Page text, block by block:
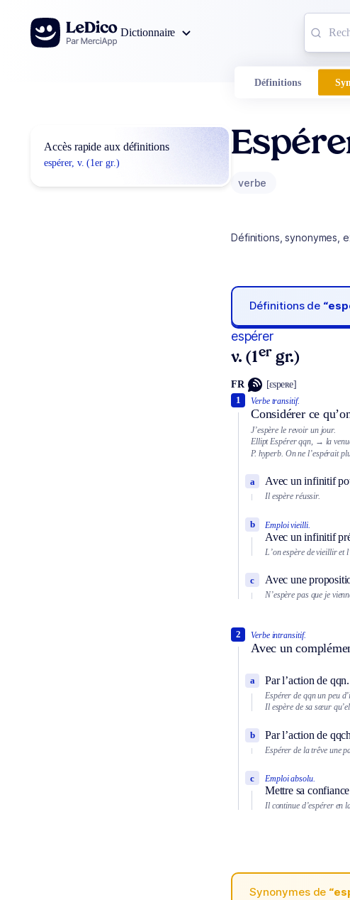
Aller au contenu
Dictionnaire
Définitions
Accès rapide aux définitions
espérer, v. (1er gr.)
verbe
Définitions, synonymes,
Définitions de
espérer
v. (1er gr.)
FR [ɛspeʀe]
Verbe transitif.
Considérer ce
1
J’espère le revoir un jour.
Ellipt Espérer qqn, → la
P. hyperb. On ne l’espérait
Avec un infinitif
a
Il espère réussir.
Emploi vieilli.
Avec un infinitif
b
L’on espère de vieillir et
Avec une
c
N’espère pas que je
Verbe intransitif.
Avec un
2
Par l’action de qqn.
a
Espérer de qqn un peu
Il espère de sa sœur
Par l’action de
b
Espérer de la trêve une
Emploi absolu.
Mettre sa
c
Il continue d’espérer en
Synonymes de